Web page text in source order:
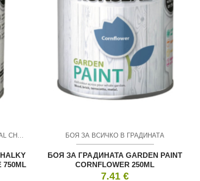
ТЕБЕШИРЕНА БОЯ ЗА МЕБЕЛИ RONSEAL CHALKY FURNITURE PAINT
750ML
БОЯ ЗА ВСИЧКО В ГРАДИНАТА
БОЯ ЗА ГРАДИНАТА GARDEN PAINT
CORNFLOWER 250ML
7.41€